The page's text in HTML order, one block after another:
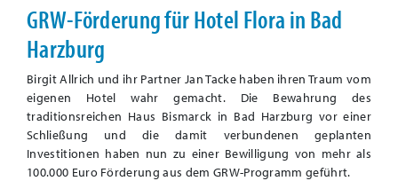
GRW-Förderung für Hotel Flora in Bad
Harzburg
Birgit Allrich und ihr Partner Jan Tacke haben ihren Traum vom
eigenen Hotel wahr gemacht. Die Bewahrung des
traditionsreichen Haus Bismarck in Bad Harzburg vor einer
Schließung und die damit verbundenen geplanten
Investitionen haben nun zu einer Bewilligung von mehr als
100.000 Euro Förderung aus dem GRW-Programm geführt.